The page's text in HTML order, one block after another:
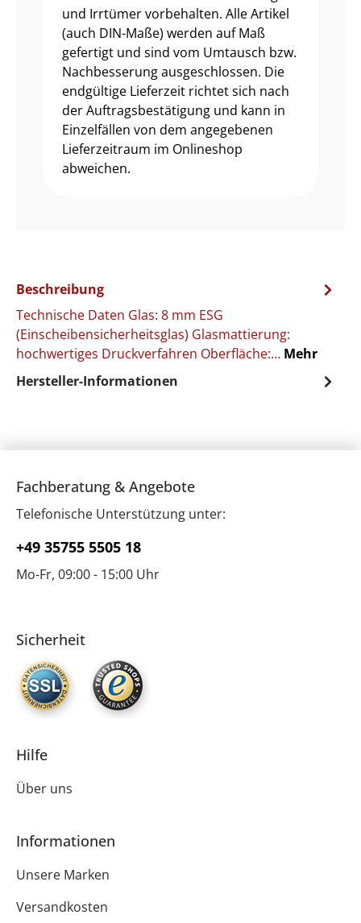
und Irrtümer vorbehalten. Alle Artikel
(auch DIN-Maße) werden auf Maß
gefertigt und sind vom Umtausch bzw.
Nachbesserung ausgeschlossen. Die
endgültige Lieferzeit richtet sich nach
der Auftragsbestätigung und kann in
Einzelfällen von dem angegebenen
Lieferzeitraum im Onlineshop
abweichen.
Beschreibung
Technische Daten Glas: 8 mm ESG
(Einscheibensicherheitsglas) Glasmattierung:
hochwertiges Druckverfahren Oberfläche:… Mehr
Hersteller-Informationen
Fachberatung & Angebote
Telefonische Unterstützung unter:
+49 35755 5505 18
Mo-Fr, 09:00 - 15:00 Uhr
Sicherheit
Hilfe
Über uns
Informationen
Unsere Marken
Versandkosten